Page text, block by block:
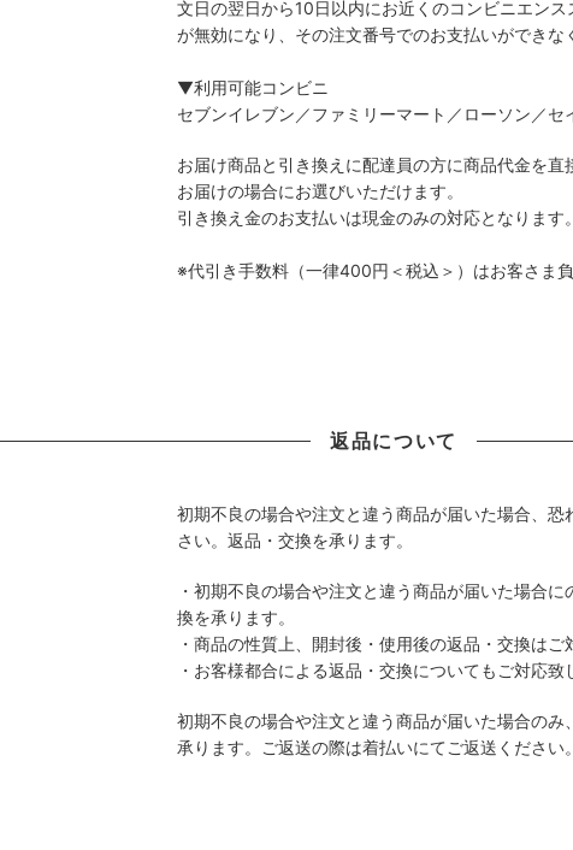
文日の翌日から10日以内にお近くのコンビニエン
が無効になり、その注文番号でのお支払いができな
▼利用可能コンビニ
セブンイレブン／ファミリーマート／ローソン／
お届け商品と引き換えに配達員の方に商品代金を
お届けの場合にお選びいただけます。
引き換え金のお支払いは現金のみの対応となります。
※代引き手数料（一律400円＜税込＞）はお客さま
返品について
初期不良の場合や注文と違う商品が届いた場合、
さい。返品・交換を承ります。
・初期不良の場合や注文と違う商品が届いた場合
換を承ります。
・商品の性質上、開封後・使用後の返品・交換はご
・お客様都合による返品・交換についてもご対応致
初期不良の場合や注文と違う商品が届いた場合の
承ります。ご返送の際は着払いにてご返送ください